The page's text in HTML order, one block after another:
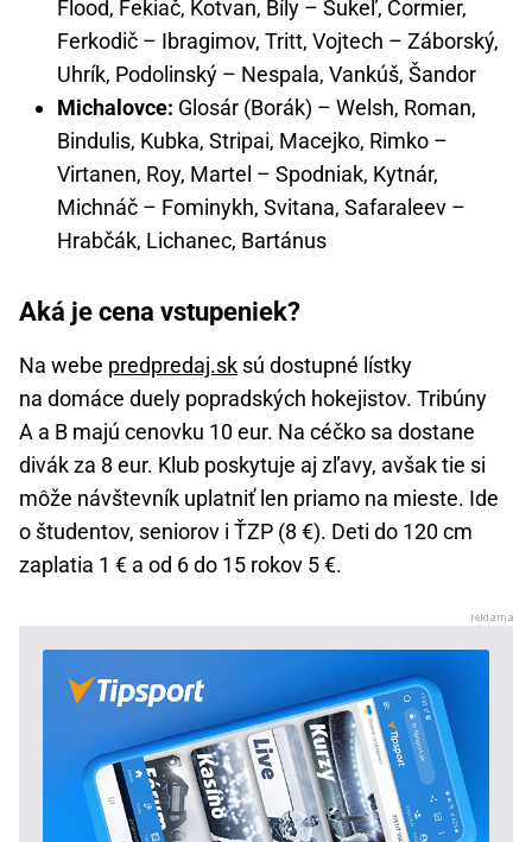
Flood, Fekiač, Kotvan, Bíly – Sukeľ, Cormier,
Ferkodič – Ibragimov, Tritt, Vojtech – Záborský,
Uhrík, Podolinský – Nespala, Vankúš, Šandor
Michalovce: Glosár (Borák) – Welsh, Roman,
Bindulis, Kubka, Stripai, Macejko, Rimko –
Virtanen, Roy, Martel – Spodniak, Kytnár,
Michnáč – Fominykh, Svitana, Safaraleev –
Hrabčák, Lichanec, Bartánus
Aká je cena vstupeniek?
Na webe predpredaj.sk sú dostupné lístky
na domáce duely popradských hokejistov. Tribúny
A a B majú cenovku 10 eur. Na céčko sa dostane
divák za 8 eur. Klub poskytuje aj zľavy, avšak tie si
môže návštevník uplatniť len priamo na mieste. Ide
o študentov, seniorov i ŤZP (8 €). Deti do 120 cm
zaplatia 1 € a od 6 do 15 rokov 5 €.